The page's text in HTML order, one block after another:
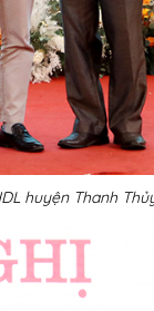
huyện Thanh